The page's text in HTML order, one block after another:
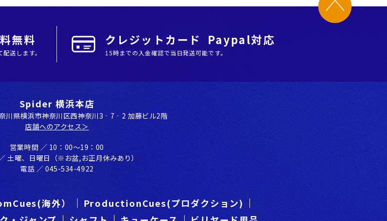
無料
送します。
クレジットカード Paypal対応
15時までの入金確認で当日発送可能です。
Spider 横浜本店
川県横浜市神奈川区⻄神奈川3‐7‐2 加藤ビル2階
店舗へのアクセス＞
営業時間 ／ 10：00〜19：00
⼟曜、⽇曜⽇（※お盆,お正⽉休みあり）
電話 ／ 045-534-4922
海外）
ProductionCues(プロダクション)